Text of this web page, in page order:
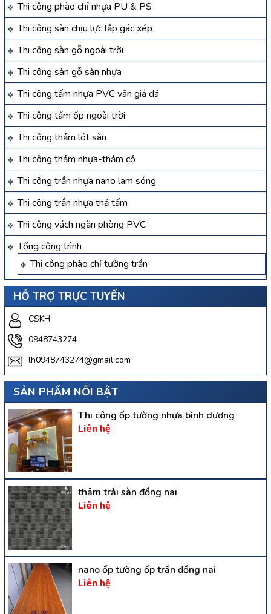
Thi công phào chỉ nhựa PU & PS
Thi công sàn chịu lực lắp gác xép
Thi công sàn gỗ ngoài trời
Thi công sàn gỗ sàn nhựa
Thi công tấm nhựa PVC vân giả đá
Thi công tấm ốp ngoài trời
Thi công thảm lót sàn
Thi công thảm nhựa-thảm cỏ
Thi công trần nhựa nano lam sóng
Thi công trần nhựa thả tấm
Thi công vách ngăn phòng PVC
Tổng công trình
Thi công phào chỉ tường trần
HỖ TRỢ TRỰC TUYẾN
CSKH
0948743274
lh0948743274@gmail.com
SẢN PHẨM NỔI BẬT
Thi công ốp tường nhựa bình dương
Liên hệ
thảm trải sàn đồng nai
Liên hệ
nano ốp tường ốp trần đồng nai
Liên hệ